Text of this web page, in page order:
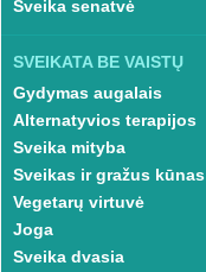
Sveika senatvė
SVEIKATA BE VAISTŲ
Gydymas augalais
Alternatyvios terapijos
Sveika mityba
Sveikas ir gražus kūnas
Vegetarų virtuvė
Joga
Sveika dvasia